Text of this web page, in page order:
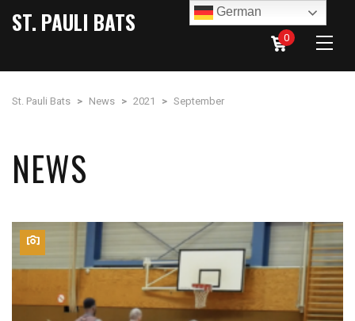
ST. PAULI BATS
0
St. Pauli Bats > News > 2021 > September
NEWS
German